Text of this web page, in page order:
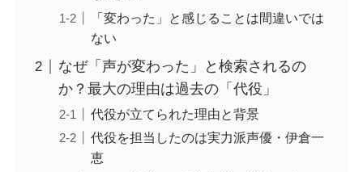
「変わった」と感じることは間違いでは
ない
なぜ「声が変わった」と検索されるの
か？最大の理由は過去の「代役」
代役が立てられた理由と背景
代役を担当したのは実力派声優・伊倉一
恵